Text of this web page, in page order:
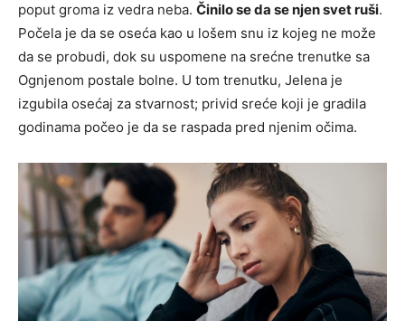
poput groma iz vedra neba. Činilo se da se njen svet ruši.
Počela je da se oseća kao u lošem snu iz kojeg ne može
da se probudi, dok su uspomene na srećne trenutke sa
Ognjenom postale bolne. U tom trenutku, Jelena je
izgubila osećaj za stvarnost; privid sreće koji je gradila
godinama počeo je da se raspada pred njenim očima.